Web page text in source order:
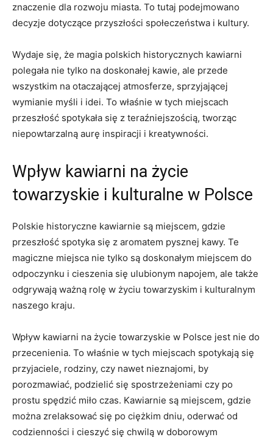
znaczenie dla rozwoju‌ miasta. To tutaj ⁣podejmowano
decyzje dotyczące przyszłości⁣ społeczeństwa i kultury.
Wydaje się, że magia polskich historycznych ​kawiarni
polegała⁤ nie tylko na doskonałej kawie, ale⁤ przede
wszystkim na otaczającej atmosferze, sprzyjającej⁢
wymianie myśli i idei. To właśnie w tych miejscach
przeszłość ⁢spotykała się⁣ z‌ teraźniejszością, tworząc
niepowtarzalną⁢ aurę inspiracji i kreatywności.
Wpływ kawiarni na życie‌
towarzyskie ⁣i kulturalne w Polsce
Polskie historyczne kawiarnie są miejscem, gdzie
przeszłość spotyka się z aromatem pysznej ⁢kawy. Te
magiczne miejsca​ nie tylko są doskonałym ​miejscem do
odpoczynku i cieszenia się ulubionym‍ napojem, ale także
odgrywają ważną​ rolę w życiu towarzyskim i kulturalnym
naszego kraju.
Wpływ kawiarni na życie ⁢towarzyskie w ‌Polsce jest nie do
przecenienia. To właśnie w tych miejscach spotykają ‌się
przyjaciele, rodziny,​ czy nawet nieznajomi, by
porozmawiać, podzielić się spostrzeżeniami ​czy po
prostu spędzić miło czas. Kawiarnie są miejscem, gdzie
można zrelaksować się po ciężkim dniu, oderwać‌ od
codzienności i cieszyć się chwilą w doborowym